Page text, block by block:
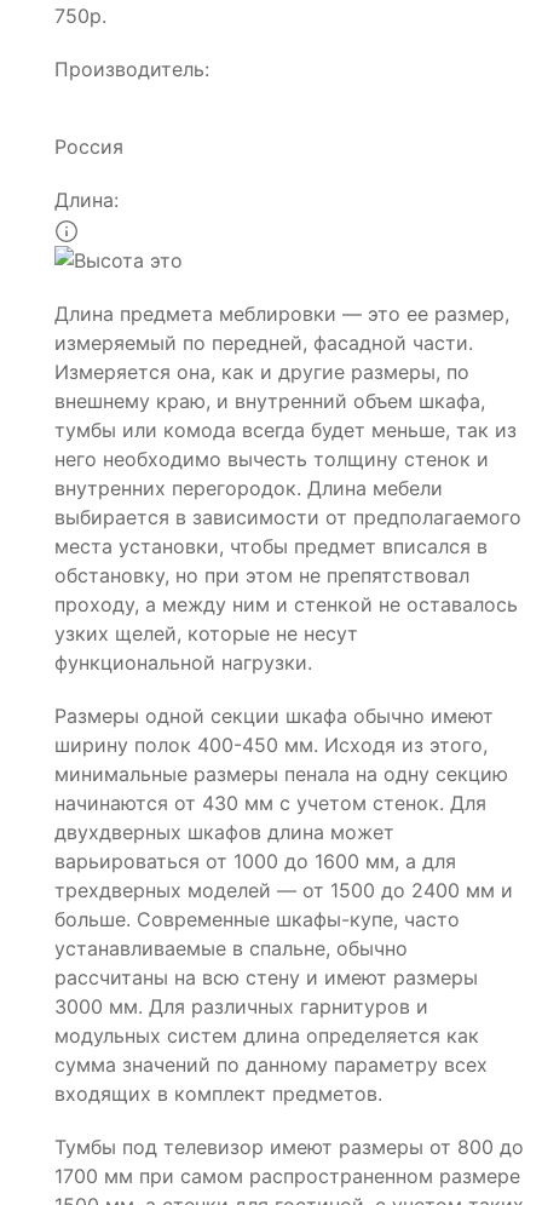
750р.
Производитель:
Россия
Длина:
Длина предмета меблировки — это ее размер,
измеряемый по передней, фасадной части.
Измеряется она, как и другие размеры, по
внешнему краю, и внутренний объем шкафа,
тумбы или комода всегда будет меньше, так из
него необходимо вычесть толщину стенок и
внутренних перегородок. Длина мебели
выбирается в зависимости от предполагаемого
места установки, чтобы предмет вписался в
обстановку, но при этом не препятствовал
проходу, а между ним и стенкой не оставалось
узких щелей, которые не несут
функциональной нагрузки.
Размеры одной секции шкафа обычно имеют
ширину полок 400-450 мм. Исходя из этого,
минимальные размеры пенала на одну секцию
начинаются от 430 мм с учетом стенок. Для
двухдверных шкафов длина может
варьироваться от 1000 до 1600 мм, а для
трехдверных моделей — от 1500 до 2400 мм и
больше. Современные шкафы-купе, часто
устанавливаемые в спальне, обычно
рассчитаны на всю стену и имеют размеры
3000 мм. Для различных гарнитуров и
модульных систем длина определяется как
сумма значений по данному параметру всех
входящих в комплект предметов.
Тумбы под телевизор имеют размеры от 800 до
1700 мм при самом распространенном размере